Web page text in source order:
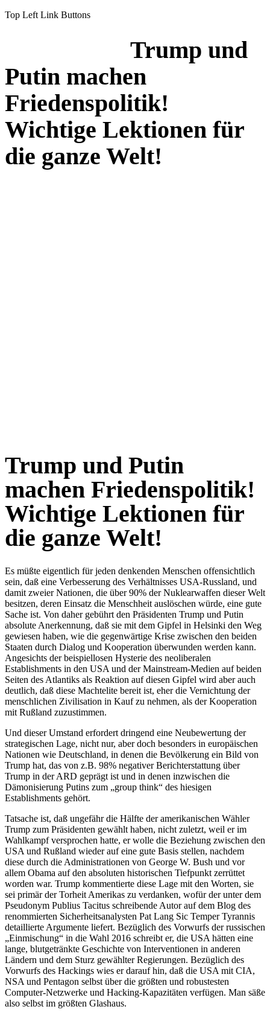
Top Left Link Buttons
Trump und
Putin machen
Friedenspolitik!
Wichtige Lektionen für
die ganze Welt!
Trump und Putin
machen Friedenspolitik!
Wichtige Lektionen für
die ganze Welt!
Es müßte eigentlich für jeden denkenden Menschen offensichtlich
sein, daß eine Verbesserung des Verhältnisses USA-Russland, und
damit zweier Nationen, die über 90% der Nuklearwaffen dieser Welt
besitzen, deren Einsatz die Menschheit auslöschen würde, eine gute
Sache ist. Von daher gebührt den Präsidenten Trump und Putin
absolute Anerkennung, daß sie mit dem Gipfel in Helsinki den Weg
gewiesen haben, wie die gegenwärtige Krise zwischen den beiden
Staaten durch Dialog und Kooperation überwunden werden kann.
Angesichts der beispiellosen Hysterie des neoliberalen
Establishments in den USA und der Mainstream-Medien auf beiden
Seiten des Atlantiks als Reaktion auf diesen Gipfel wird aber auch
deutlich, daß diese Machtelite bereit ist, eher die Vernichtung der
menschlichen Zivilisation in Kauf zu nehmen, als der Kooperation
mit Rußland zuzustimmen.
Und dieser Umstand erfordert dringend eine Neubewertung der
strategischen Lage, nicht nur, aber doch besonders in europäischen
Nationen wie Deutschland, in denen die Bevölkerung ein Bild von
Trump hat, das von z.B. 98% negativer Berichterstattung über
Trump in der ARD geprägt ist und in denen inzwischen die
Dämonisierung Putins zum „group think“ des hiesigen
Establishments gehört.
Tatsache ist, daß ungefähr die Hälfte der amerikanischen Wähler
Trump zum Präsidenten gewählt haben, nicht zuletzt, weil er im
Wahlkampf versprochen hatte, er wolle die Beziehung zwischen den
USA und Rußland wieder auf eine gute Basis stellen, nachdem
diese durch die Administrationen von George W. Bush und vor
allem Obama auf den absoluten historischen Tiefpunkt zerrüttet
worden war. Trump kommentierte diese Lage mit den Worten, sie
sei primär der Torheit Amerikas zu verdanken, wofür der unter dem
Pseudonym Publius Tacitus schreibende Autor auf dem Blog des
renommierten Sicherheitsanalysten Pat Lang Sic Temper Tyrannis
detaillierte Argumente liefert. Bezüglich des Vorwurfs der russischen
„Einmischung“ in die Wahl 2016 schreibt er, die USA hätten eine
lange, blutgetränkte Geschichte von Interventionen in anderen
Ländern und dem Sturz gewählter Regierungen. Bezüglich des
Vorwurfs des Hackings wies er darauf hin, daß die USA mit CIA,
NSA und Pentagon selbst über die größten und robustesten
Computer-Netzwerke und Hacking-Kapazitäten verfügen. Man säße
also selbst im größten Glashaus.